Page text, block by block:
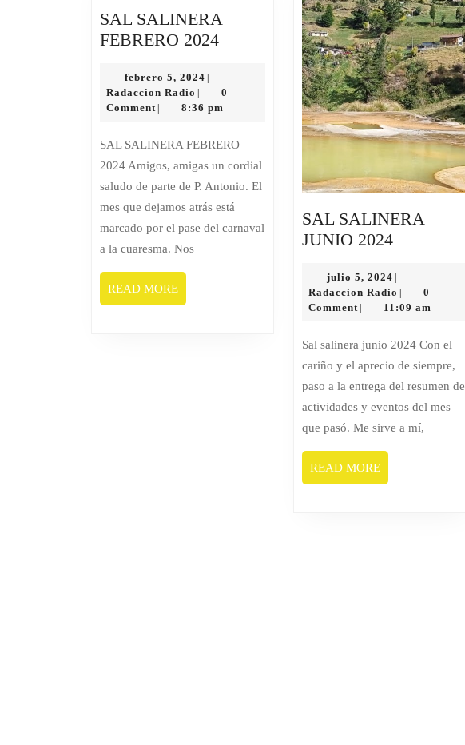
SAL SALINERA
FEBRERO 2024SAL
SALINERA
2024
febrero 5, 2024 febrero
2024
|
Radaccion Radio Radaccion
Radio
|
0
Comment | 8:36 pm
SAL SALINERA FEBRERO
2024 Amigos, amigas un cordial
saludo de parte de P. Antonio. El
mes que dejamos atrás está
marcado por el pase del carnaval
a la cuaresma. Nos
READ MOREREAD
MORE
SAL SALINERA
JUNIO 2024SAL
JUNIO
2024
julio 5, 2024 julio
5,
2024
|
Radaccion Radio Radaccion
Radio
|
0
Comment | 11:09 am
Sal salinera junio 2024 Con el
cariño y el aprecio de siempre,
paso a la entrega del resumen de
actividades y eventos del mes
que pasó. Me sirve a mí,
READ MOREREAD
MORE